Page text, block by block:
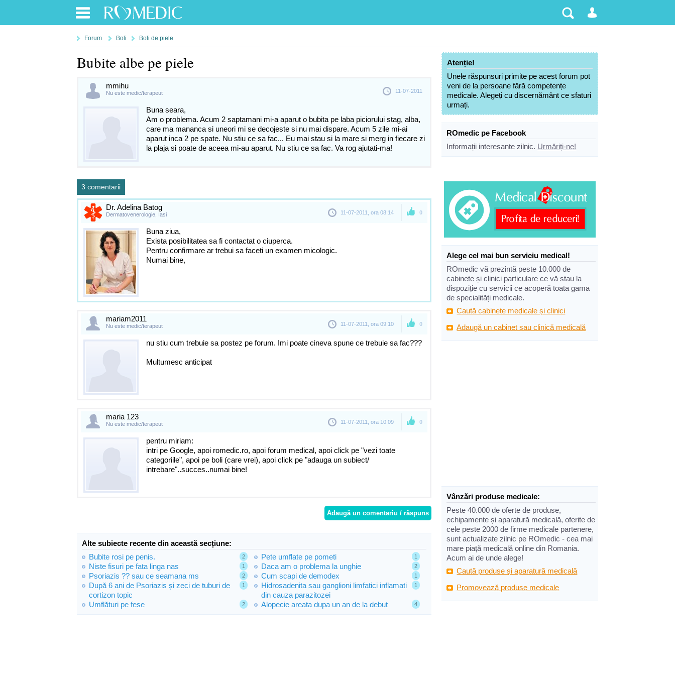
Forum Boli Boli de piele
Bubite albe pe piele
11-07-2011
mmihu
Nu este medic/terapeut
Buna seara,
Am o problema. Acum 2 saptamani mi-a aparut o bubita pe laba piciorului stag, alba,
care ma mananca si uneori mi se decojeste si nu mai dispare. Acum 5 zile mi-ai
aparut inca 2 pe spate. Nu stiu ce sa fac... Eu mai stau si la mare si merg in fiecare zi
la plaja si poate de aceea mi-au aparut. Nu stiu ce sa fac. Va rog ajutati-ma!
3 comentarii
0
11-07-2011, ora 08:14
Dr. Adelina Batog
Dermatovenerologie, Iasi
Buna ziua,
Exista posibilitatea sa fi contactat o ciuperca.
Pentru confirmare ar trebui sa faceti un examen micologic.
Numai bine,
0
11-07-2011, ora 09:10
mariam2011
Nu este medic/terapeut
nu stiu cum trebuie sa postez pe forum. Imi poate cineva spune ce trebuie sa fac???
Multumesc anticipat
0
11-07-2011, ora 10:09
maria 123
Nu este medic/terapeut
pentru miriam:
intri pe Google, apoi romedic.ro, apoi forum medical, apoi click pe "vezi toate
categoriile", apoi pe boli (care vrei), apoi click pe "adauga un subiect/
intrebare"..succes..numai bine!
Adaugă un comentariu / răspuns
Alte subiecte recente din această secțiune:
2
Bubite rosi pe penis. 1
Pete umflate pe pometi
1
Niste fisuri pe fata linga nas 2
Daca am o problema la unghie
2
Psoriazis ?? sau ce seamana ms 1
Cum scapi de demodex
1
După 6 ani de Psoriazis și zeci de tuburi de
cortizon topic
1
Hidrosadenita sau ganglioni limfatici inflamati
din cauza parazitozei
2
Umflături pe fese 4
Alopecie areata dupa un an de la debut
Atenție!
Unele răspunsuri primite pe acest forum pot
veni de la persoane fără competențe
medicale. Alegeți cu discernământ ce sfaturi
urmați.
ROmedic pe Facebook
Informații interesante zilnic. Urmăriți-ne!
Alege cel mai bun serviciu medical!
ROmedic vă prezintă peste 10.000 de
cabinete și clinici particulare ce vă stau la
dispoziție cu servicii ce acoperă toata gama
de specialități medicale.
Caută cabinete medicale și clinici
Adaugă un cabinet sau clinică medicală
Vânzări produse medicale:
Peste 40.000 de oferte de produse,
echipamente și aparatură medicală, oferite de
cele peste 2000 de firme medicale partenere,
sunt actualizate zilnic pe ROmedic - cea mai
mare piață medicală online din Romania.
Acum ai de unde alege!
Caută produse și aparatură medicală
Promovează produse medicale